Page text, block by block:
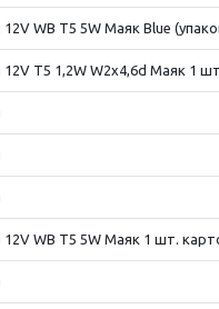
WB T5 5W Маяк Blue
T5 1,2W W2x4,6d Маяк 1
WB T5 5W Маяк 1 шт.